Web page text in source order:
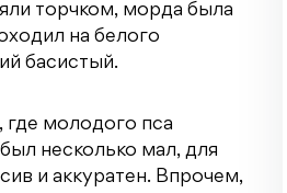
торчком, морда была
на белого
басистый.
где молодого пса
несколько мал, для
и аккуратен. Впрочем,